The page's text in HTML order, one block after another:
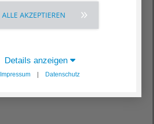
ALLE AKZEPTIEREN
Details anzeigen
Impressum | Datenschutz